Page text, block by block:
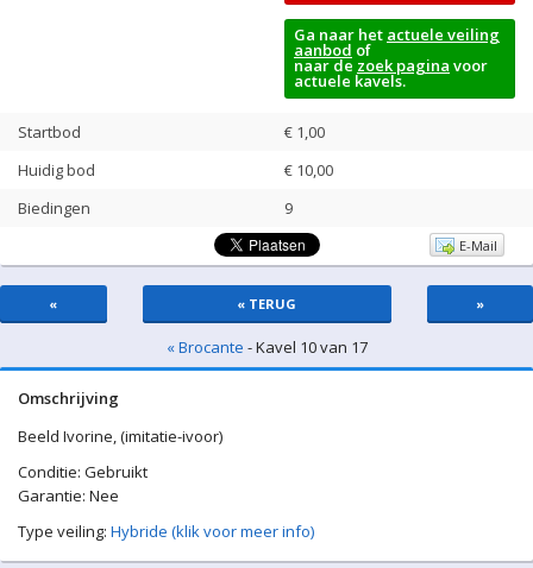
Ga naar het actuele veiling
aanbod of
naar de zoek pagina voor
actuele kavels.
Startbod
€ 1,00
Huidig bod
€ 10,00
Biedingen
9
E-Mail
« « TERUG »
« Brocante - Kavel 10 van 17
Omschrijving
Beeld Ivorine, (imitatie-ivoor)
Conditie: Gebruikt
Garantie: Nee
Type veiling: Hybride (klik voor meer info)